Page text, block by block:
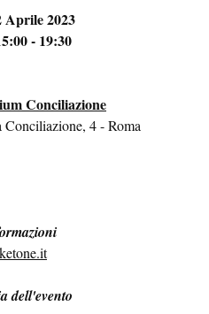
Aprile 2023
- 19:30
Conciliazione
Conciliazione, 4 - Roma
dell'evento